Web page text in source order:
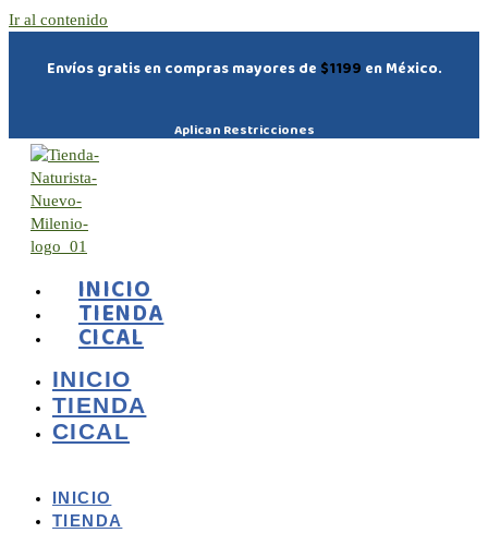
Ir al contenido
Envíos gratis en compras mayores de $1199 en México.
Aplican Restricciones
INICIO
TIENDA
CICAL
INICIO
TIENDA
CICAL
INICIO
TIENDA